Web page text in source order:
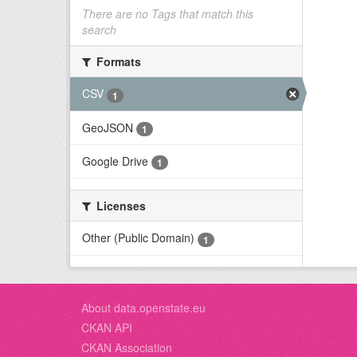
There are no Tags that match this
search
Formats
CSV
1
GeoJSON 1
Google Drive 1
Licenses
Other (Public Domain)
1
About data.openstate.eu
CKAN API
CKAN Association